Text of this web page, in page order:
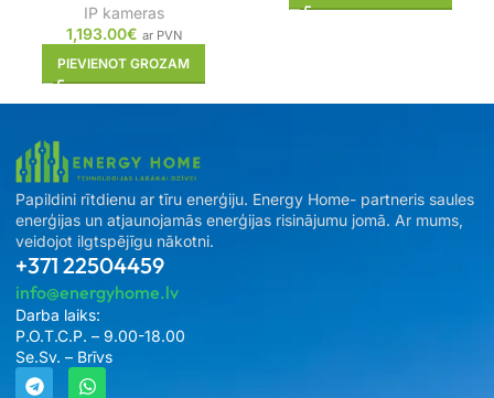
IP kameras
1,193.00€ ar PVN
PIEVIENOT GROZAM
Papildini rītdienu ar tīru enerģiju. Energy Home- partneris saules
enerģijas un atjaunojamās enerģijas risinājumu jomā. Ar mums,
veidojot ilgtspējīgu nākotni.
+371 22504459
info@energyhome.lv
Darba laiks:
P.O.T.C.P. – 9.00-18.00
Se.Sv. – Brīvs